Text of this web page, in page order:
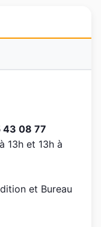
43 08 77
13h et 13h à
et Bureau